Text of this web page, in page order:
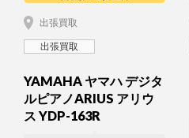
出張買取
出張買取
YAMAHA ヤマハ デジタ
ルピアノARIUS アリウ
ス YDP-163R